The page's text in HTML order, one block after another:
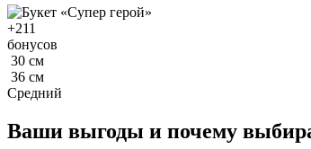
+211
бонусов
30 см
36 см
Средний
Ваши выгоды и почему